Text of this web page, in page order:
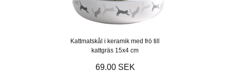
Kattmatskål i keramik med frö till
kattgräs 15x4 cm
69.00 SEK